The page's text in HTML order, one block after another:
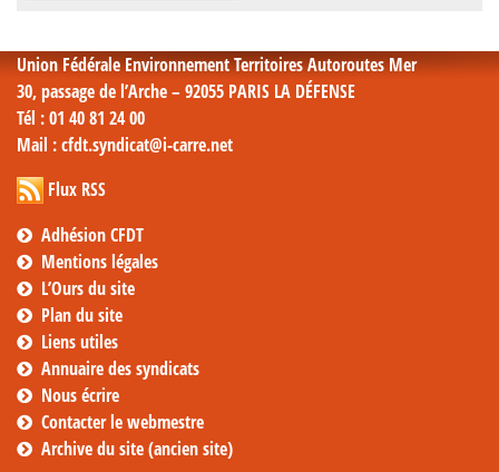
Union Fédérale Environnement Territoires Autoroutes Mer
30, passage de l’Arche – 92055 PARIS LA DÉFENSE
Tél : 01 40 81 24 00
Mail : cfdt.syndicat@i-carre.net
Flux RSS
Adhésion CFDT
Mentions légales
L’Ours du site
Plan du site
Liens utiles
Annuaire des syndicats
Nous écrire
Contacter le webmestre
Archive du site (ancien site)